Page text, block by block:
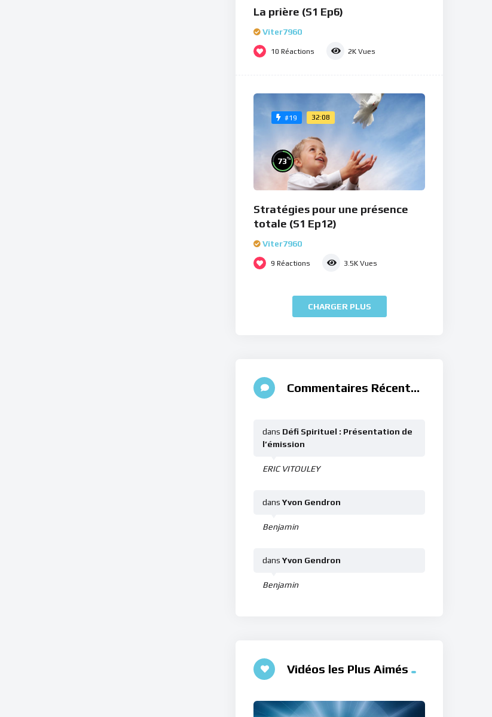
La prière (S1 Ep6)
Viter7960
10 Réactions 2K Vues
#19 32:08
73%
Stratégies pour une présence
totale (S1 Ep12)
Viter7960
9 Réactions 3.5K Vues
CHARGER PLUS
Commentaires Récents
ERIC VITOULEY
dans Défi Spirituel : Présentation de
l’émission
Benjamin
dansYvon Gendron
Benjamin
dansYvon Gendron
Vidéos les Plus Aimés